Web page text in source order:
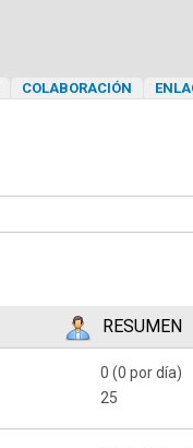
COLABORACIÓN
RESUMEN
0 (0 por día)
25